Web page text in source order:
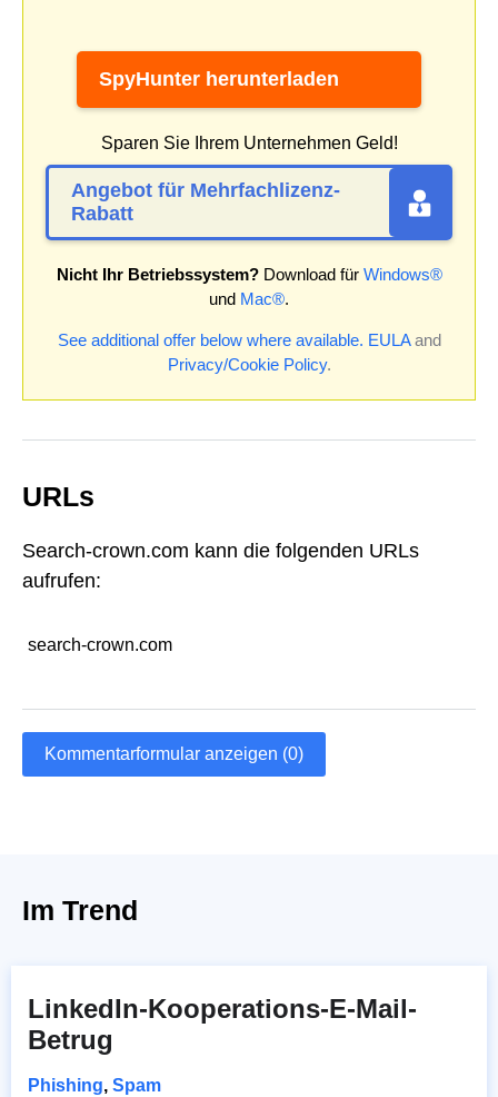
SpyHunter herunterladen
Sparen Sie Ihrem Unternehmen Geld!
Angebot für Mehrfachlizenz-
Rabatt
Nicht Ihr Betriebssystem?Download für Windows®
und Mac®.
See additional offer below where available. EULAand
Privacy/Cookie Policy.
URLs
Search-crown.com kann die folgenden URLs
aufrufen:
search-crown.com
Kommentarformular anzeigen (0)
Im Trend
LinkedIn-Kooperations-E-Mail-
Betrug
Phishing, Spam